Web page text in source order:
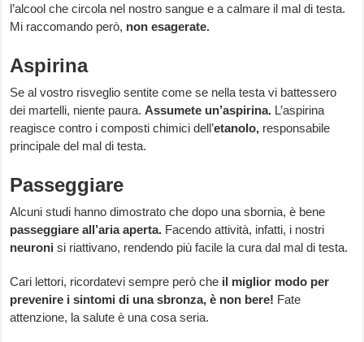
l’alcool che circola nel nostro sangue e a calmare il mal di testa.
Mi raccomando però, non esagerate.
Aspirina
Se al vostro risveglio sentite come se nella testa vi battessero
dei martelli, niente paura.Assumete un’aspirina. L’aspirina
reagisce contro i composti chimici dell’etanolo, responsabile
principale del mal di testa.
Passeggiare
Alcuni studi hanno dimostrato che dopo una sbornia, è bene
passeggiare all’aria aperta. Facendo attività, infatti, i nostri
neuroni si riattivano, rendendo più facile la cura dal mal di testa.
Cari lettori, ricordatevi sempre però che il miglior modo per
prevenire i sintomi di una sbronza, è non bere! Fate
attenzione, la salute è una cosa seria.